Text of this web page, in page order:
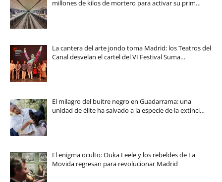
millones de kilos de mortero para activar su prim…
La cantera del arte jondo toma Madrid: los Teatros del
Canal desvelan el cartel del VI Festival Suma…
El milagro del buitre negro en Guadarrama: una
unidad de élite ha salvado a la especie de la extinci…
El enigma oculto: Ouka Leele y los rebeldes de La
Movida regresan para revolucionar Madrid